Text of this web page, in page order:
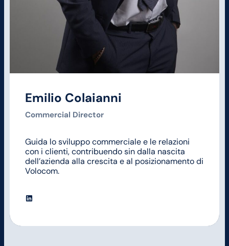
Emilio Colaianni
Commercial Director
Guida lo sviluppo commerciale e le relazioni
con i clienti, contribuendo sin dalla nascita
dell’azienda alla crescita e al posizionamento di
Volocom.
LinkedIn